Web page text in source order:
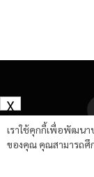
เราใช้คุกกี้เพื่อพัฒน
ของคุณ คุณสามารถศึ
X